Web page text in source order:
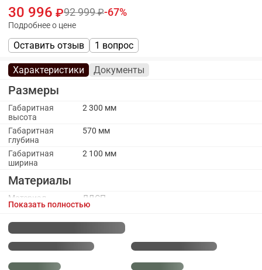
30 996 92 999 67
Подробнее о цене
Оставить отзыв 1 вопрос
Характеристики Документы
Размеры
Габаритная
высота
2 300 мм
Габаритная
глубина
570 мм
Габаритная
ширина
2 100 мм
Материалы
Материал
каркаса
ЛДСП
Материал
фасада
ЛДСП, 3 зеркала
Каркас
Количество
Показать полностью